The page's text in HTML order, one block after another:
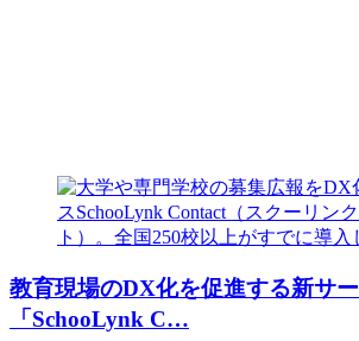
教育現場のDX化を促進する新サ
「SchooLynk C…